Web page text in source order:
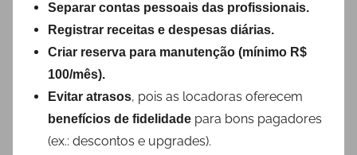
Separar contas pessoais das profissionais.
Registrar receitas e despesas diárias.
Criar reserva para manutenção (mínimo R$
100/mês).
Evitar atrasos, pois as locadoras oferecem
benefícios de fidelidade para bons pagadores
(ex.: descontos e upgrades).